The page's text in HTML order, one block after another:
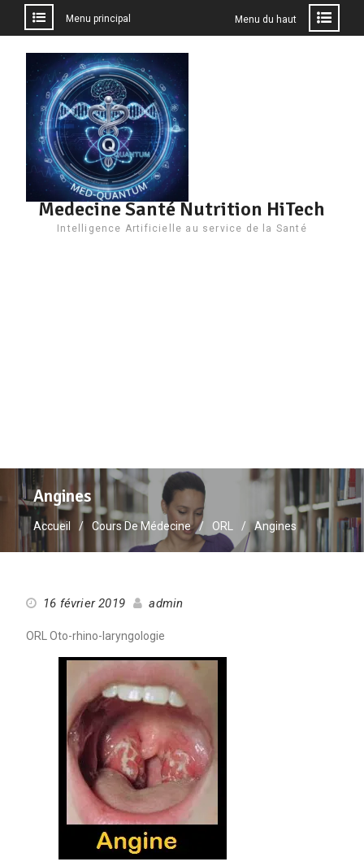
contenu
Menu principal Menu du haut
Medecine Santé Nutrition HiTech
Intelligence Artificielle au service de la Santé
Angines
Accueil Cours De Médecine ORL Angines
16 février 2019 admin
ORL Oto-rhino-laryngologie